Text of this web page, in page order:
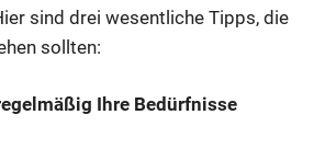
sind drei wesentliche Tipps, die
sollten:
Ihre Bedürfnisse